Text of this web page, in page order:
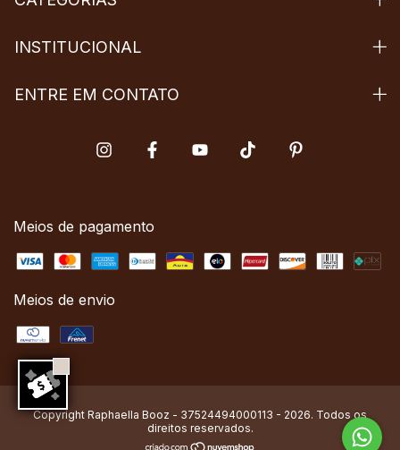
INSTITUCIONAL
ENTRE EM CONTATO
Meios de pagamento
Meios de envio
Copyright Raphaella Booz - 37524494000113 - 2026. Todos os
direitos reservados.